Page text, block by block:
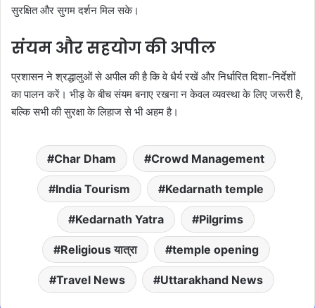
सुरक्षित और सुगम दर्शन मिल सके।
संयम और सहयोग की अपील
प्रशासन ने श्रद्धालुओं से अपील की है कि वे धैर्य रखें और निर्धारित दिशा-निर्देशों
का पालन करें। भीड़ के बीच संयम बनाए रखना न केवल व्यवस्था के लिए जरूरी है,
बल्कि सभी की सुरक्षा के लिहाज से भी अहम है।
Char Dham Crowd Management
India Tourism Kedarnath temple
Kedarnath Yatra Pilgrims
Religious यात्रा temple opening
Travel News Uttarakhand News